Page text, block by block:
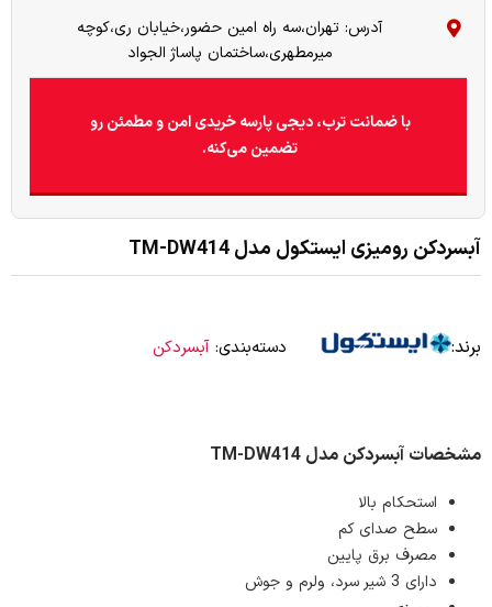
آدرس: تهران،سه راه امین حضور،خیابان ری،کوچه
میرمطهری،ساختمان پاساژ الجواد
با ضمانت ترب، دیجی پارسه خریدی امن و مطمئن رو
تضمین می‌کنه.
آبسردکن رومیزی ایستکول مدل TM-DW414
برند: دسته‌بندی: آبسردکن
مشخصات آبسردکن مدل TM-DW414
استحکام بالا
سطح صدای کم
مصرف برق پایین
دارای 3 شیر سرد، ولرم و جوش